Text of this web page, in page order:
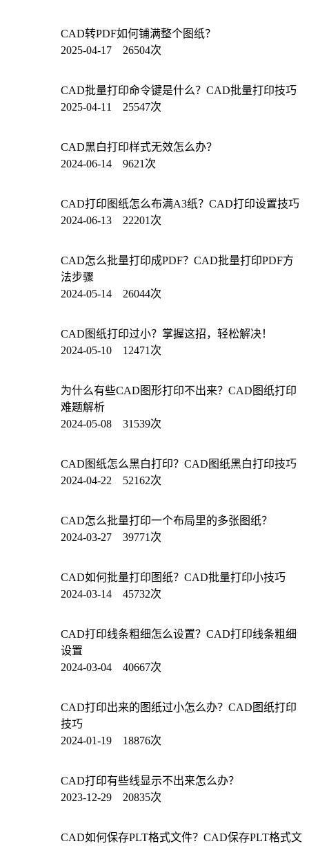
CAD转PDF如何铺满整个图纸？
2025-04-17 26504次
CAD批量打印命令键是什么？CAD批量打印技巧
2025-04-11 25547次
CAD黑白打印样式无效怎么办？
2024-06-14 9621次
CAD打印图纸怎么布满A3纸？CAD打印设置技巧
2024-06-13 22201次
CAD怎么批量打印成PDF？CAD批量打印PDF方
法步骤
2024-05-14 26044次
CAD图纸打印过小？掌握这招，轻松解决！
2024-05-10 12471次
为什么有些CAD图形打印不出来？CAD图纸打印
难题解析
2024-05-08 31539次
CAD图纸怎么黑白打印？CAD图纸黑白打印技巧
2024-04-22 52162次
CAD怎么批量打印一个布局里的多张图纸？
2024-03-27 39771次
CAD如何批量打印图纸？CAD批量打印小技巧
2024-03-14 45732次
CAD打印线条粗细怎么设置？CAD打印线条粗细
设置
2024-03-04 40667次
CAD打印出来的图纸过小怎么办？CAD图纸打印
技巧
2024-01-19 18876次
CAD打印有些线显示不出来怎么办？
2023-12-29 20835次
CAD如何保存PLT格式文件？CAD保存PLT格式文